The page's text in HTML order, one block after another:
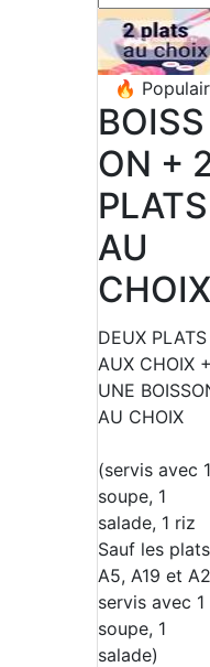
🔥
BOISS
ON +
PLATS
AU
CHOIX
DEUX PLATS
AUX CHOIX +
UNE
AU CHOIX
(servis avec 1
soupe, 1
salade, 1 riz
Sauf les plats
A5, A19 et
servis avec 1
soupe, 1
salade)